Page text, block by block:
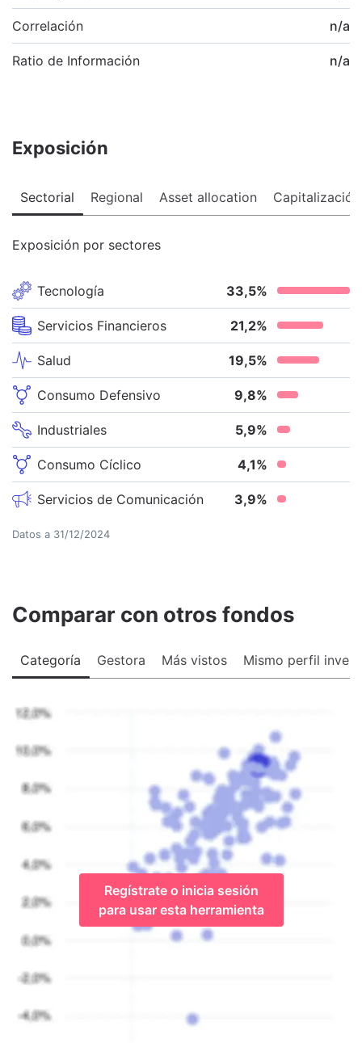
Correlación n/a
Ratio de Información n/a
Exposición
Sectorial Regional Asset allocation Capitalización
Exposición por sectores
Tecnología 33,5%
Servicios Financieros 21,2%
Salud 19,5%
Consumo Defensivo 9,8%
Industriales 5,9%
Consumo Cíclico 4,1%
Servicios de Comunicación 3,9%
Datos a 31/12/2024
Comparar con otros fondos
Categoría Gestora Más vistos Mismo perfil
Regístrate o inicia sesión
para usar esta herramienta